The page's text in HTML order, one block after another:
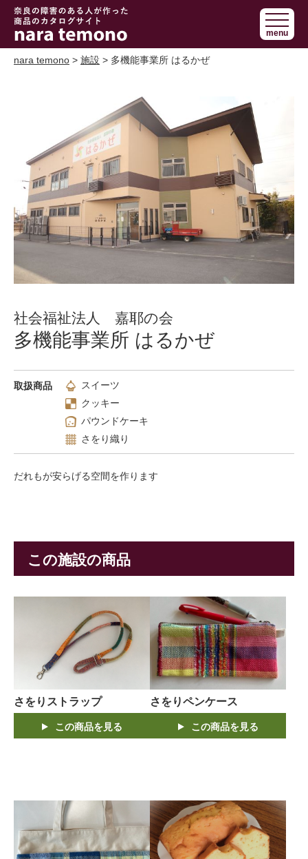
奈良で障害の
ある人の手作
り商品 nara
menu
nara temono > 施設 > 多機能事業所 はるかぜ
社会福祉法人 嘉耶の会
多機能事業所 はるかぜ
取扱商品
スイーツ
クッキー
パウンドケーキ
さをり織り
だれもが安らげる空間を作ります
この施設の商品
さをりストラップ
この商品を見る
さをりペンケース
この商品を見る